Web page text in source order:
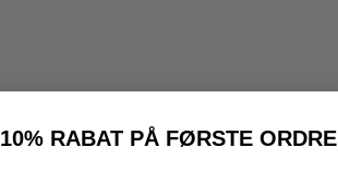
10% RABAT PÅ FØRSTE ORDRE